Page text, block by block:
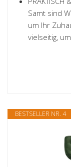
Samt sind
um Ihr
vielseitig,
BESTSELLER NR. 4